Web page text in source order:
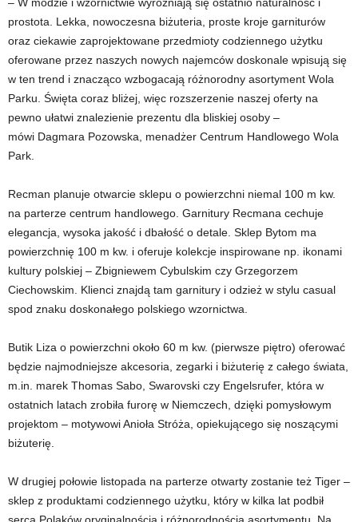
prostota. Lekka, nowoczesna biżuteria, proste kroje garniturów
oraz ciekawie zaprojektowane przedmioty codziennego użytku
oferowane przez naszych nowych najemców doskonale wpisują się
w ten trend i znacząco wzbogacają różnorodny asortyment Wola
Parku. Święta coraz bliżej, więc rozszerzenie naszej oferty na
pewno ułatwi znalezienie prezentu dla bliskiej osoby –
mówi Dagmara Pozowska, menadżer Centrum Handlowego Wola
Park.
Recman planuje otwarcie sklepu o powierzchni niemal 100 m kw.
na parterze centrum handlowego. Garnitury Recmana cechuje
elegancja, wysoka jakość i dbałość o detale. Sklep Bytom ma
powierzchnię 100 m kw. i oferuje kolekcje inspirowane np. ikonami
kultury polskiej – Zbigniewem Cybulskim czy Grzegorzem
Ciechowskim. Klienci znajdą tam garnitury i odzież w stylu casual
spod znaku doskonałego polskiego wzornictwa.
Butik Liza o powierzchni około 60 m kw. (pierwsze piętro) oferować
będzie najmodniejsze akcesoria, zegarki i biżuterię z całego świata,
m.in. marek Thomas Sabo, Swarovski czy Engelsrufer, która w
ostatnich latach zrobiła furorę w Niemczech, dzięki pomysłowym
projektom – motywowi Anioła Stróża, opiekującego się noszącymi
biżuterię.
W drugiej połowie listopada na parterze otwarty zostanie też Tiger –
sklep z produktami codziennego użytku, który w kilka lat podbił
serca Polaków oryginalnością i różnorodnością asortymentu. Na